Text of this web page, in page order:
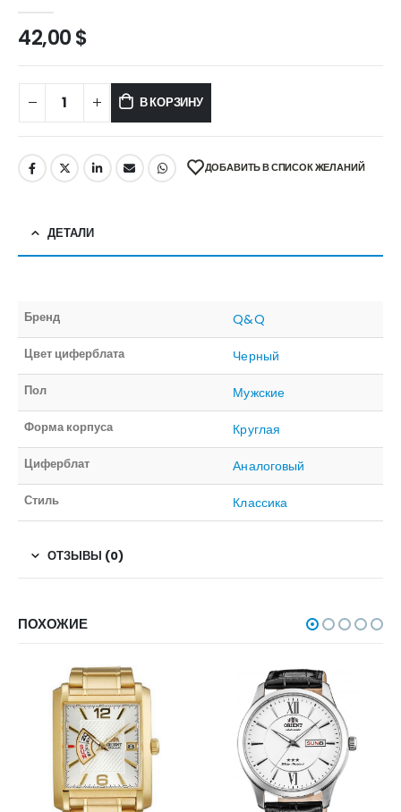
42,00$
В КОРЗИНУ
ДОБАВИТЬ В СПИСОК ЖЕЛАНИЙ
ДЕТАЛИ
Бренд Q&Q
Цвет циферблата Черный
Пол Мужские
Форма корпуса Круглая
Циферблат Аналоговый
Стиль Классика
ОТЗЫВЫ (0)
ПОХОЖИЕ